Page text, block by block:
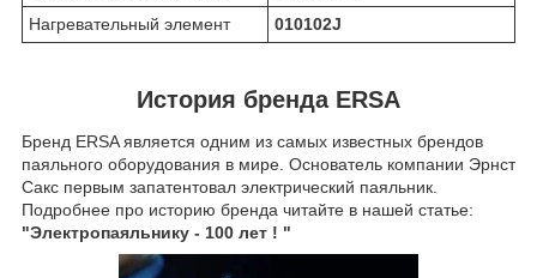
Нагревательный элемент
010102J
История бренда ERSA
Бренд ERSA является одним из самых известных брендов
паяльного оборудования в мире. Основатель компании Эрнст
Сакс первым запатентовал электрический паяльник.
Подробнее про историю бренда читайте в нашей статье:
"Электропаяльнику - 100 лет ! "